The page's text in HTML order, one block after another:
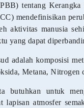
tentang
mendefinisikan
aktivitas manusia
yang dapat
adalah komposisi
Metana, Nitrogen
butuhkan untuk
lapisan atmosfer